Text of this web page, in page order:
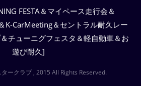
FESTA＆マイペース走行会＆
K-CarMeeting＆セントラル耐久レー
チューニグフェスタ＆軽自動車＆お
遊び耐久]
ークラブ , 2015 All Rights Reserved.